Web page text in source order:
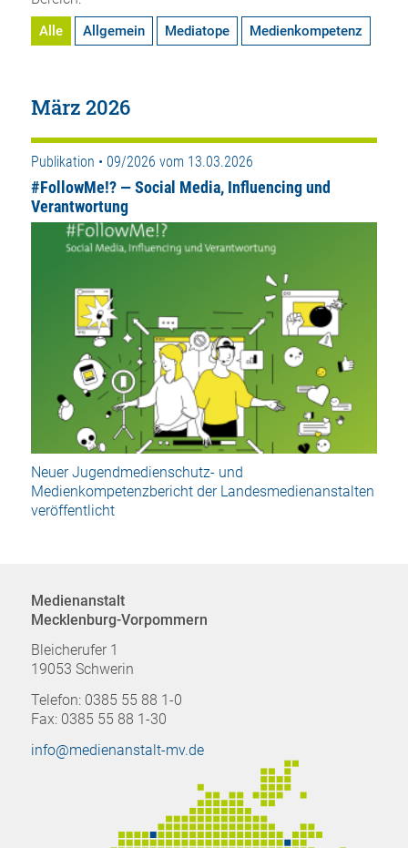
Alle Allgemein Mediatope Medienkompetenz
März 2026
Publikation • 09/2026 vom 13.03.2026
#FollowMe!? — Social Media, Influencing und
Verantwortung
Neuer Jugendmedienschutz- und
Medienkompetenzbericht der Landesmedienanstalten
veröffentlicht
Medienanstalt
Mecklenburg-Vorpommern
Bleicherufer 1
19053 Schwerin
Telefon: 0385 55 88 1-0
Fax: 0385 55 88 1-30
info@medienanstalt-mv.de